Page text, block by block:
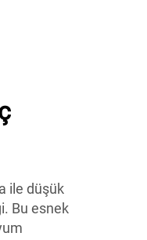
ile düşük
Bu esnek